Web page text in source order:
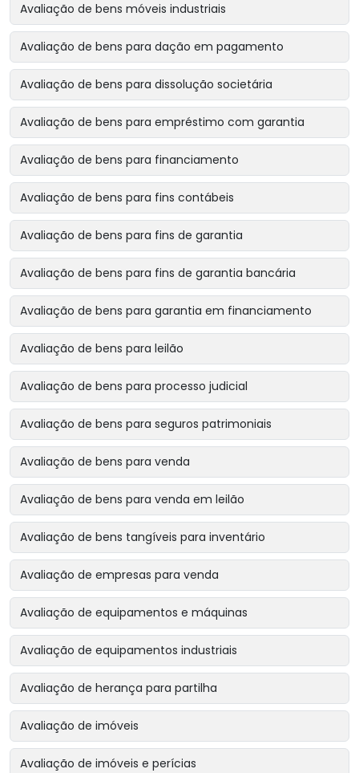
Avaliação de bens móveis industriais
Avaliação de bens para dação em pagamento
Avaliação de bens para dissolução societária
Avaliação de bens para empréstimo com garantia
Avaliação de bens para financiamento
Avaliação de bens para fins contábeis
Avaliação de bens para fins de garantia
Avaliação de bens para fins de garantia bancária
Avaliação de bens para garantia em financiamento
Avaliação de bens para leilão
Avaliação de bens para processo judicial
Avaliação de bens para seguros patrimoniais
Avaliação de bens para venda
Avaliação de bens para venda em leilão
Avaliação de bens tangíveis para inventário
Avaliação de empresas para venda
Avaliação de equipamentos e máquinas
Avaliação de equipamentos industriais
Avaliação de herança para partilha
Avaliação de imóveis
Avaliação de imóveis e perícias